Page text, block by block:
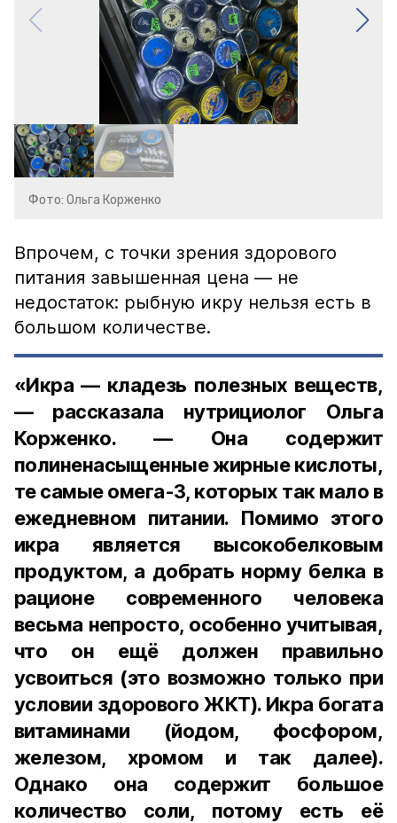
Фото: Ольга Корженко
Впрочем, с точки зрения здорового
питания завышенная цена — не
недостаток: рыбную икру нельзя есть в
большом количестве.
«Икра — кладезь полезных веществ,
— рассказала нутрициолог Ольга
Корженко. — Она содержит
полиненасыщенные жирные кислоты,
те самые омега-3, которых так мало в
ежедневном питании. Помимо этого
икра является высокобелковым
продуктом, а добрать норму белка в
рационе современного человека
весьма непросто, особенно учитывая,
что он ещё должен правильно
усвоиться (это возможно только при
условии здорового ЖКТ). Икра богата
витаминами (йодом, фосфором,
железом, хромом и так далее).
Однако она содержит большое
количество соли, потому есть её